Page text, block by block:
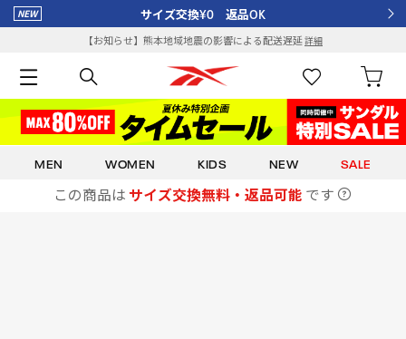
サイズ交換¥0 返品OK
【お知らせ】熊本地域地震の影響による配送遅延詳細
MEN WOMEN KIDS NEW SALE
この商品は サイズ交換無料・返品可能 です